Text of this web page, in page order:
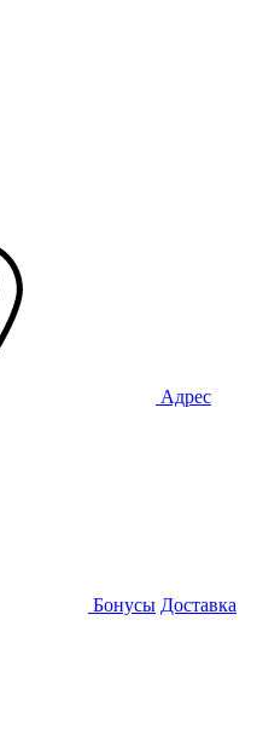
Адрес
Бонусы Доставка